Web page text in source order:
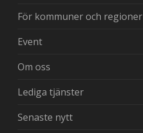
För kommuner och regioner
Event
Om oss
Lediga tjänster
Senaste nytt